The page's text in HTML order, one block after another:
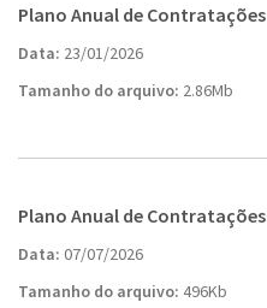
Plano Anual de Contratações
Data: 23/01/2026
Tamanho do arquivo: 2.86Mb
Plano Anual de Contratações
Data: 07/07/2026
Tamanho do arquivo: 496Kb